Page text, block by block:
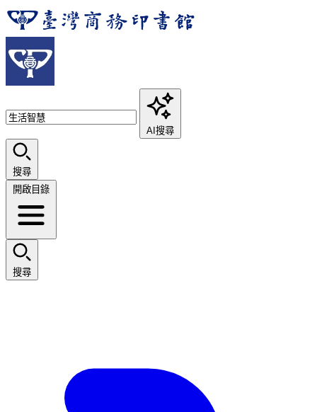
AI搜尋
搜尋
開啟目錄
搜尋